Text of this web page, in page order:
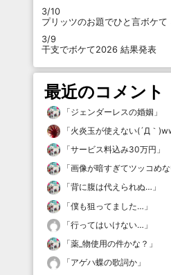
3/10
プリッツのお題でひと言ボケて
3/9
干支でボケて2026 結果発表
最近のコメント
「ジェンダーレスの婚姻 」
「火炎玉が使えない(´Д｀
「サービス料込み30万円 」
「画像が暗すぎてツッコめ
「背に腹は代えられぬ… 」
「僕も狙ってました… 」
「行ってはいけない… 」
「薬_物使用の件かな？ 」
「アゲハ蝶の歌詞か 」